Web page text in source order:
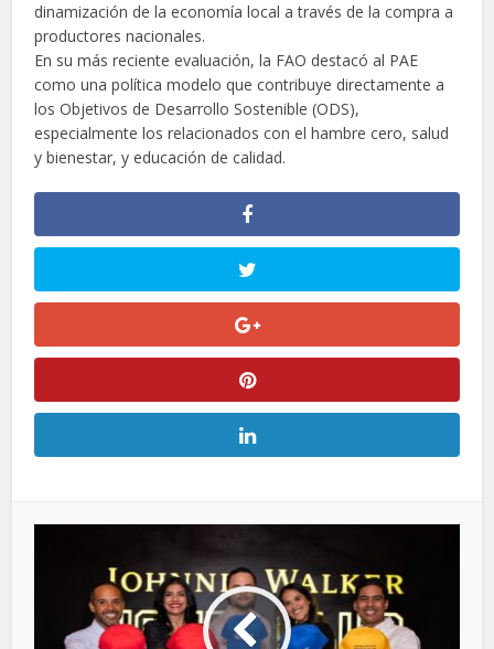
dinamización de la economía local a través de la compra a
productores nacionales.
En su más reciente evaluación, la FAO destacó al PAE
como una política modelo que contribuye directamente a
los Objetivos de Desarrollo Sostenible (ODS),
especialmente los relacionados con el hambre cero, salud
y bienestar, y educación de calidad.